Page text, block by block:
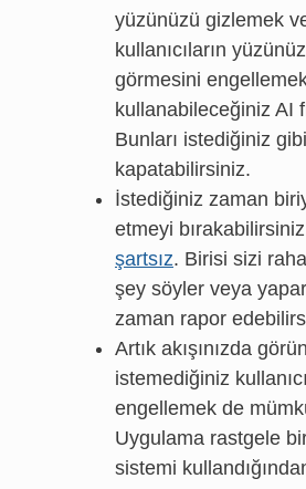
yüzünüzü gizlemek
kullanıcıların
görmesini
kullanabileceğiniz AI
Bunları istediğiniz
kapatabilirsiniz.
İstediğiniz zaman
etmeyi
şartsız. Birisi sizi
şey söyler veya
zaman rapor
Artık akışınızda
istemediğiniz
engellemek de
Uygulama rastgele
sistemi